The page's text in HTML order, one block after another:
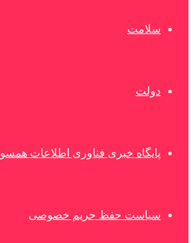
سلامت
دولت
پایگاه خبری فناوری اطلاعات همسو
سیاست حفظ حریم خصوصی